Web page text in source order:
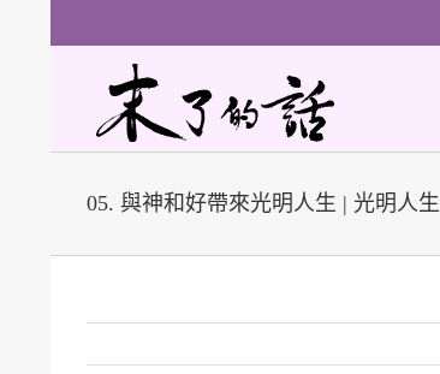
05. 與神和好帶來光明人生 | 光明人生